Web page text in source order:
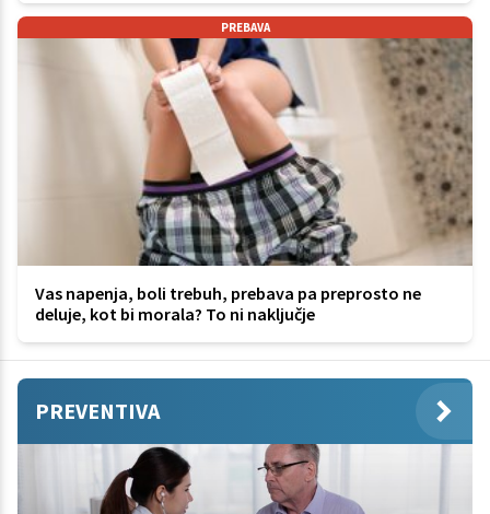
PREBAVA
Vas napenja, boli trebuh, prebava pa preprosto ne
deluje, kot bi morala? To ni naključje
PREVENTIVA